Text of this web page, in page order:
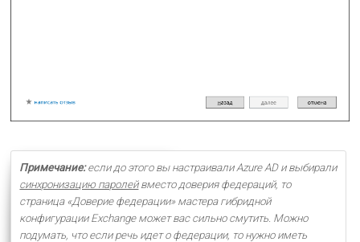
Примечание:если до этого вы настраивали Azure AD и выбирали
синхронизацию паролейвместо доверия федераций, то
страница «Доверие федерации» мастера гибридной
конфигурации Exchange может вас сильно смутить. Можно
подумать, что если речь идет о федерации, то нужно иметь